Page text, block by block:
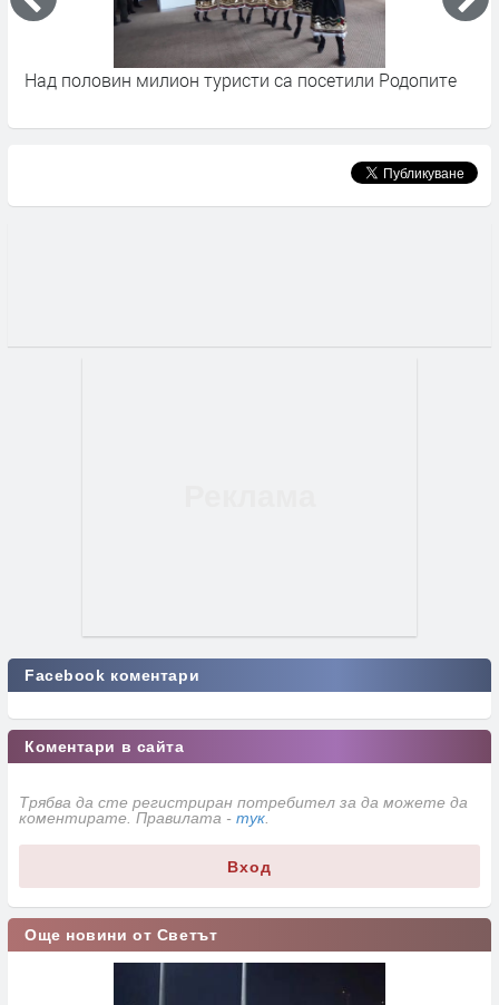
Над половин милион туристи са посетили Родопите
Facebook коментари
Коментари в сайта
Трябва да сте регистриран потребител за да можете да
коментирате. Правилата - тук
Вход
Още новини от Светът